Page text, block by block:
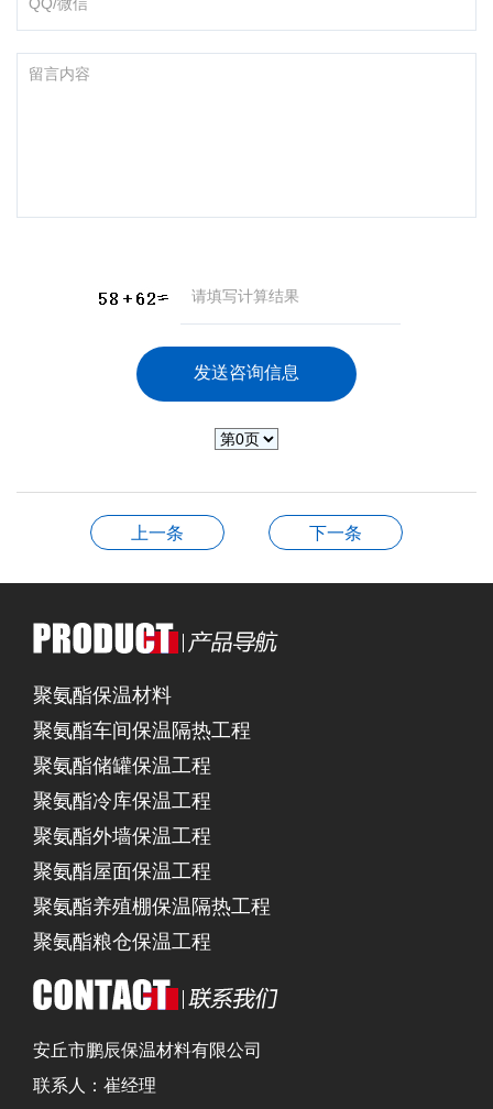
上一条 下一条
聚氨酯保温材料
聚氨酯车间保温隔热工程
聚氨酯储罐保温工程
聚氨酯冷库保温工程
聚氨酯外墙保温工程
聚氨酯屋面保温工程
聚氨酯养殖棚保温隔热工程
聚氨酯粮仓保温工程
安丘市鹏辰保温材料有限公司
联系人：崔经理